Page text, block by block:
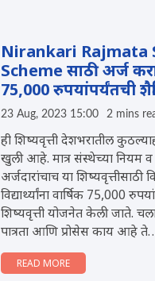
Nirankari Rajmata
Scheme साठी अर्ज
75,000 रुपयांपर्यंतची
23 Aug, 2023 15:00 2 mins
ही शिष्यवृत्ती देशभरातील
खुली आहे. मात्र संस्थेच्या नियम
अर्जदारांचाच या
विद्यार्थ्यांना वार्षिक 75,000
शिष्यवृत्ती योजनेत केली जाते.
पात्रता आणि प्रोसेस काय आहे
READ MORE